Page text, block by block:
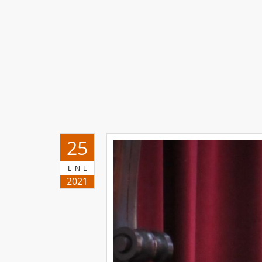
25
ENE
2021